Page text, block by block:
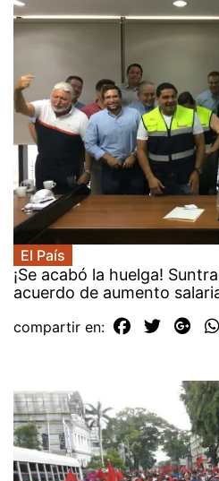
El País
¡Se acabó la huelga!
acuerdo de aumento
compartir en: